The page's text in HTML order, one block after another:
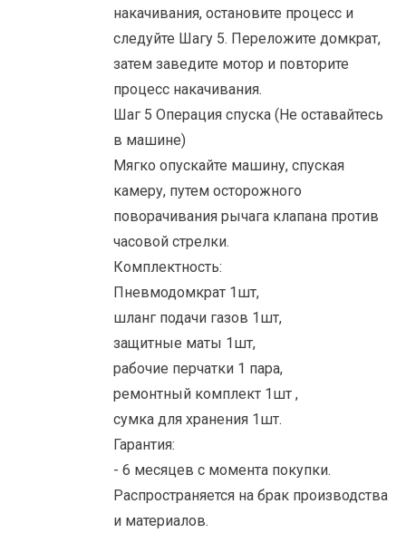
накачивания, остановите процесс и
следуйте Шагу 5. Переложите домкрат,
затем заведите мотор и повторите
процесс накачивания.
Шаг 5 Операция спуска (Не оставайтесь
в машине)
Мягко опускайте машину, спуская
камеру, путем осторожного
поворачивания рычага клапана против
часовой стрелки.
Комплектность:
Пневмодомкрат 1шт,
шланг подачи газов 1шт,
защитные маты 1шт,
рабочие перчатки 1 пара,
ремонтный комплект 1шт ,
сумка для хранения 1шт.
Гарантия:
- 6 месяцев с момента покупки.
Распространяется на брак производства
и материалов.